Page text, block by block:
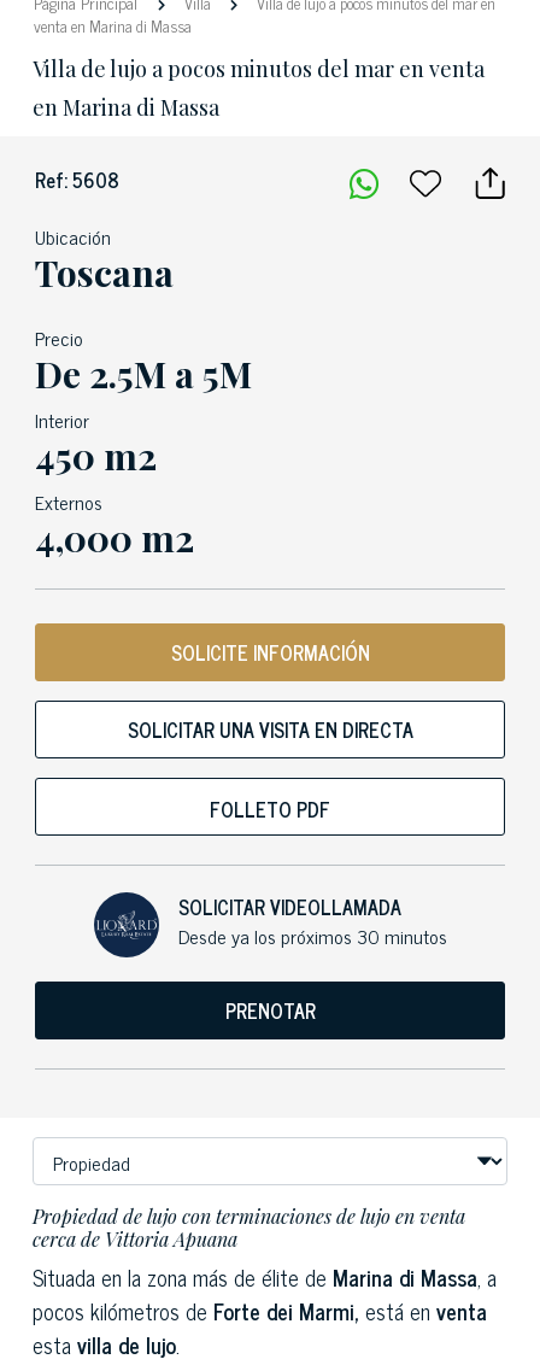
venta en Marina di Massa
Villa de lujo a pocos minutos del mar en venta
en Marina di Massa
Ref: 5608
Ubicación
Toscana
Precio
De 2.5M a 5M
Interior
450 m2
Externos
4,000 m2
SOLICITE INFORMACIÓN
SOLICITAR UNA VISITA EN DIRECTA
FOLLETO PDF
SOLICITAR VIDEOLLAMADA
Desde ya los próximos 30 minutos
PRENOTAR
Propiedad de lujo con terminaciones de lujo en venta
cerca de Vittoria Apuana
Situada en la zona más de élite de Marina di Massa, a
pocos kilómetros de Forte dei Marmi, está en venta
estavilla de lujo.